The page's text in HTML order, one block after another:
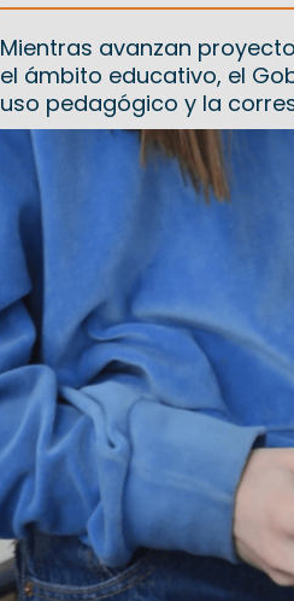
Mientras avanzan
el ámbito educativo, el
uso pedagógico y la